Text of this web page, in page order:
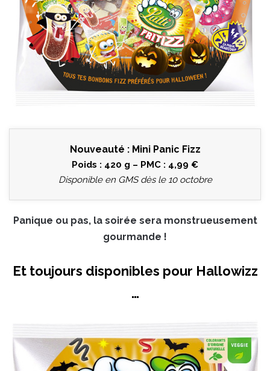
Nouveauté : Mini Panic Fizz
Poids : 420 g – PMC : 4,99 €
Disponible en GMS dès le 10 octobre
Panique ou pas, la soirée sera monstrueusement
gourmande !
Et toujours disponibles pour Hallowizz
…